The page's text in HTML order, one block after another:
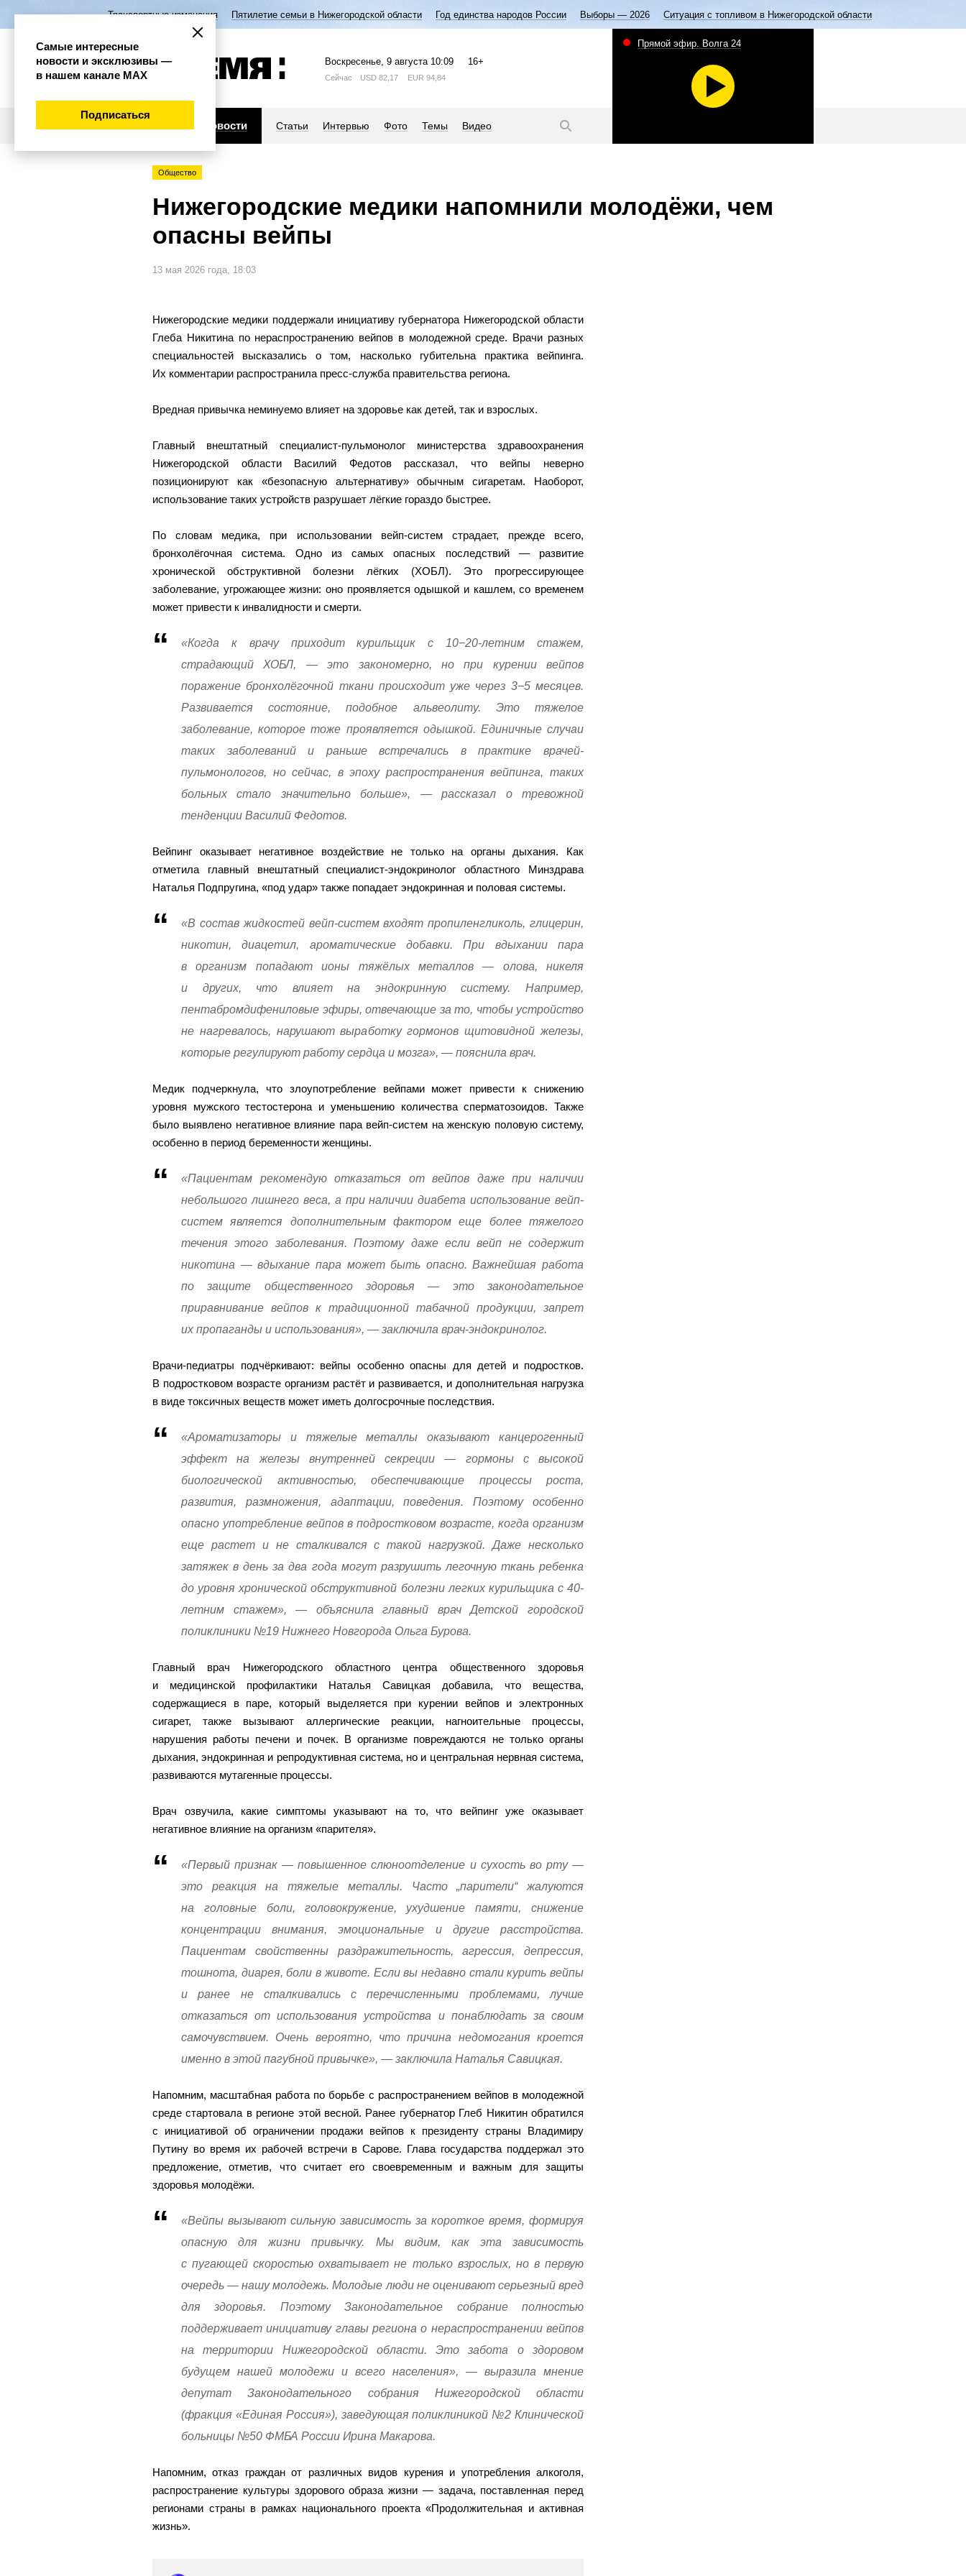
Транспортные изменения Пятилетие семьи в Нижегородской области Год единства народов России Выборы — 2026 Ситуация с топливом в Нижегородской области
Воскресенье, 9 августа 10:09 16+
Сейчас USD 82,17 EUR 94,84
Новости Статьи Интервью Фото Темы Видео
Прямой эфир. Волга 24
Общество
Нижегородские медики напомнили молодёжи, чем
опасны вейпы
13 мая 2026 года, 18:03
Нижегородские медики поддержали инициативу губернатора Нижегородской области
Глеба Никитина по нераспространению вейпов в молодежной среде. Врачи разных
специальностей высказались о том, насколько губительна практика вейпинга.
Их комментарии распространила пресс-служба правительства региона.
Вредная привычка неминуемо влияет на здоровье как детей, так и взрослых.
Главный внештатный специалист-пульмонолог министерства здравоохранения
Нижегородской области Василий Федотов рассказал, что вейпы неверно
позиционируют как «безопасную альтернативу» обычным сигаретам. Наоборот,
использование таких устройств разрушает лёгкие гораздо быстрее.
По словам медика, при использовании вейп-систем страдает, прежде всего,
бронхолёгочная система. Одно из самых опасных последствий — развитие
хронической обструктивной болезни лёгких (ХОБЛ). Это прогрессирующее
заболевание, угрожающее жизни: оно проявляется одышкой и кашлем, со временем
может привести к инвалидности и смерти.
«Когда к врачу приходит курильщик с 10−20-летним стажем,
страдающий ХОБЛ, — это закономерно, но при курении вейпов
поражение бронхолёгочной ткани происходит уже через 3−5 месяцев.
Развивается состояние, подобное альвеолиту. Это тяжелое
заболевание, которое тоже проявляется одышкой. Единичные случаи
таких заболеваний и раньше встречались в практике врачей-
пульмонологов, но сейчас, в эпоху распространения вейпинга, таких
больных стало значительно больше», — рассказал о тревожной
тенденции Василий Федотов.
Вейпинг оказывает негативное воздействие не только на органы дыхания. Как
отметила главный внештатный специалист-эндокринолог областного Минздрава
Наталья Подпругина, «под удар» также попадает эндокринная и половая системы.
«В состав жидкостей вейп-систем входят пропиленгликоль, глицерин,
никотин, диацетил, ароматические добавки. При вдыхании пара
в организм попадают ионы тяжёлых металлов — олова, никеля
и других, что влияет на эндокринную систему. Например,
пентабромдифениловые эфиры, отвечающие за то, чтобы устройство
не нагревалось, нарушают выработку гормонов щитовидной железы,
которые регулируют работу сердца и мозга», — пояснила врач.
Медик подчеркнула, что злоупотребление вейпами может привести к снижению
уровня мужского тестостерона и уменьшению количества сперматозоидов. Также
было выявлено негативное влияние пара вейп-систем на женскую половую систему,
особенно в период беременности женщины.
«Пациентам рекомендую отказаться от вейпов даже при наличии
небольшого лишнего веса, а при наличии диабета использование вейп-
систем является дополнительным фактором еще более тяжелого
течения этого заболевания. Поэтому даже если вейп не содержит
никотина — вдыхание пара может быть опасно. Важнейшая работа
по защите общественного здоровья — это законодательное
приравнивание вейпов к традиционной табачной продукции, запрет
их пропаганды и использования», — заключила врач-эндокринолог.
Врачи-педиатры подчёркивают: вейпы особенно опасны для детей и подростков.
В подростковом возрасте организм растёт и развивается, и дополнительная нагрузка
в виде токсичных веществ может иметь долгосрочные последствия.
«Ароматизаторы и тяжелые металлы оказывают канцерогенный
эффект на железы внутренней секреции — гормоны с высокой
биологической активностью, обеспечивающие процессы роста,
развития, размножения, адаптации, поведения. Поэтому особенно
опасно употребление вейпов в подростковом возрасте, когда организм
еще растет и не сталкивался с такой нагрузкой. Даже несколько
затяжек в день за два года могут разрушить легочную ткань ребенка
до уровня хронической обструктивной болезни легких курильщика с 40-
летним стажем», — объяснила главный врач Детской городской
поликлиники №19 Нижнего Новгорода Ольга Бурова.
Главный врач Нижегородского областного центра общественного здоровья
и медицинской профилактики Наталья Савицкая добавила, что вещества,
содержащиеся в паре, который выделяется при курении вейпов и электронных
сигарет, также вызывают аллергические реакции, нагноительные процессы,
нарушения работы печени и почек. В организме повреждаются не только органы
дыхания, эндокринная и репродуктивная система, но и центральная нервная система,
развиваются мутагенные процессы.
Врач озвучила, какие симптомы указывают на то, что вейпинг уже оказывает
негативное влияние на организм «парителя».
«Первый признак — повышенное слюноотделение и сухость во рту —
это реакция на тяжелые металлы. Часто „парители“ жалуются
на головные боли, головокружение, ухудшение памяти, снижение
концентрации внимания, эмоциональные и другие расстройства.
Пациентам свойственны раздражительность, агрессия, депрессия,
тошнота, диарея, боли в животе. Если вы недавно стали курить вейпы
и ранее не сталкивались с перечисленными проблемами, лучше
отказаться от использования устройства и понаблюдать за своим
самочувствием. Очень вероятно, что причина недомогания кроется
именно в этой пагубной привычке», — заключила Наталья Савицкая.
Напомним, масштабная работа по борьбе с распространением вейпов в молодежной
среде стартовала в регионе этой весной. Ранее губернатор Глеб Никитин обратился
с инициативой об ограничении продажи вейпов к президенту страны Владимиру
Путину во время их рабочей встречи в Сарове. Глава государства поддержал это
предложение, отметив, что считает его своевременным и важным для защиты
здоровья молодёжи.
«Вейпы вызывают сильную зависимость за короткое время, формируя
опасную для жизни привычку. Мы видим, как эта зависимость
с пугающей скоростью охватывает не только взрослых, но в первую
очередь — нашу молодежь. Молодые люди не оценивают серьезный вред
для здоровья. Поэтому Законодательное собрание полностью
поддерживает инициативу главы региона о нераспространении вейпов
на территории Нижегородской области. Это забота о здоровом
будущем нашей молодежи и всего населения», — выразила мнение
депутат Законодательного собрания Нижегородской области
(фракция «Единая Россия»), заведующая поликлиникой №2 Клинической
больницы №50 ФМБА России Ирина Макарова.
Напомним, отказ граждан от различных видов курения и употребления алкоголя,
распространение культуры здорового образа жизни — задача, поставленная перед
регионами страны в рамках национального проекта «Продолжительная и активная
жизнь».
Самые интересные
новости и эксклюзивы —
в нашем канале МАХ
Подписаться